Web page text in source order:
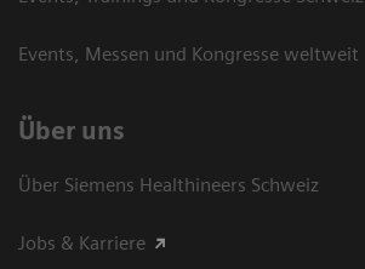
Events, Messen und Kongresse weltweit
Über uns
Über Siemens Healthineers Schweiz
Jobs & Karriere